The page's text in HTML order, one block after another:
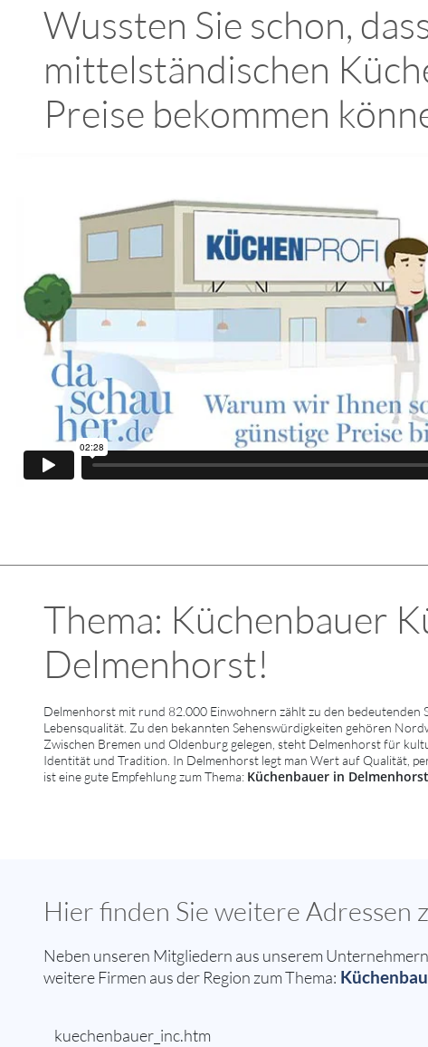
Wussten Sie schon,
mittelständischen
Preise bekommen
Thema: Küchenbauer
Delmenhorst!
Delmenhorst mit rund 82.000 Einwohnern zählt zu den
Lebensqualität. Zu den bekannten Sehenswürdigkeiten gehören
Zwischen Bremen und Oldenburg gelegen, steht Delmenhorst für
Identität und Tradition. In Delmenhorst legt man Wert auf Qualität,
ist eine gute Empfehlung zum Thema: Küchenbauer in Delmenhorst
Hier finden Sie weitere Adressen
Neben unseren Mitgliedern aus unserem
weitere Firmen aus der Region zum Thema:
kuechenbauer_inc.htm